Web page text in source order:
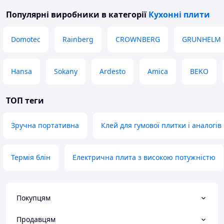
Популярні виробники в категорії Кухонні плити
Domotec Rainberg CROWNBERG GRUNHELM
Hansa Sokany Ardesto Amica BEKO
ТОП теги
Зручна портативна Клей для гумової плитки і аналогів
Термія блін Електрична плита з високою потужністю
Покупцям
Продавцям